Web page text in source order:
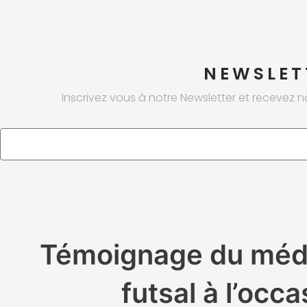
Inscrivez vous à notre Newsletter et recevez
Email
Témoignage du
futsal à